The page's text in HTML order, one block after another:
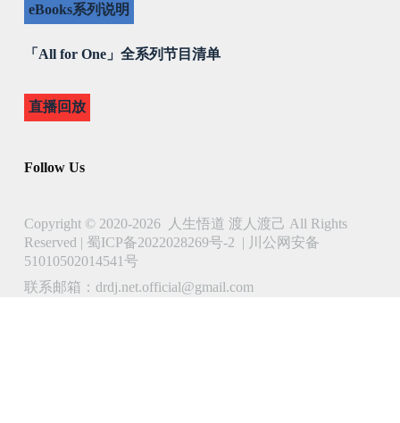
eBooks系列说明
「All for One」全系列节目清单
直播回放
Follow Us
Copyright © 2020-2026 人生悟道 渡人渡己 All Rights
Reserved | 蜀ICP备2022028269号-2 |
川公网安备
51010502014541号
联系邮箱：drdj.net.official@gmail.com